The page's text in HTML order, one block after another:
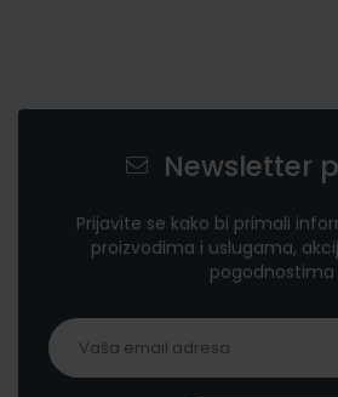
Newsletter
Prijavite se kako bi primali
proizvodima i uslugama,
pogodnostima